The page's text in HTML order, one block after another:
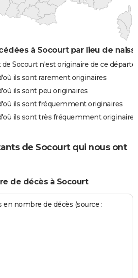
à Socourt par lieu de
Socourt n'est originaire de ce
ils sont rarement originaires
ils sont peu originaires
ils sont fréquemment originaires
ils sont très fréquemment originaires
de Socourt qui nous ont
de décès à Socourt
nombre de décès (source :